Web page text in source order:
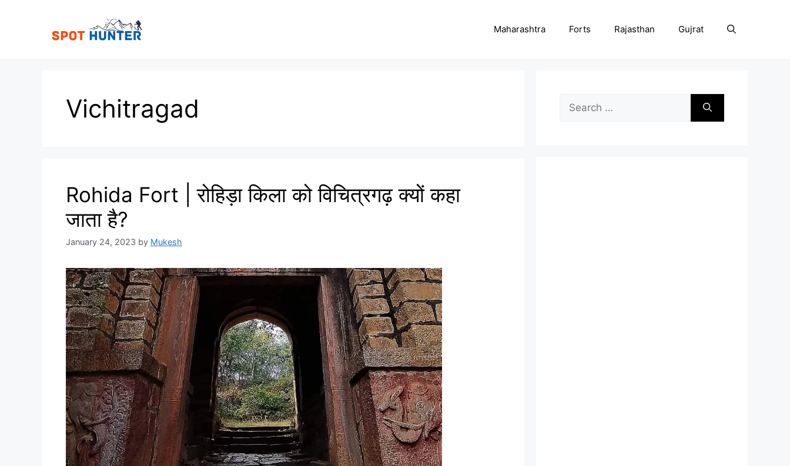
Maharashtra Forts Rajasthan Gujrat
Vichitragad
Rohida Fort | रोहिड़ा किला को विचित्रगढ़ क्यों कहा
जाता है?
January 24, 2023 by Mukesh
Search
for: